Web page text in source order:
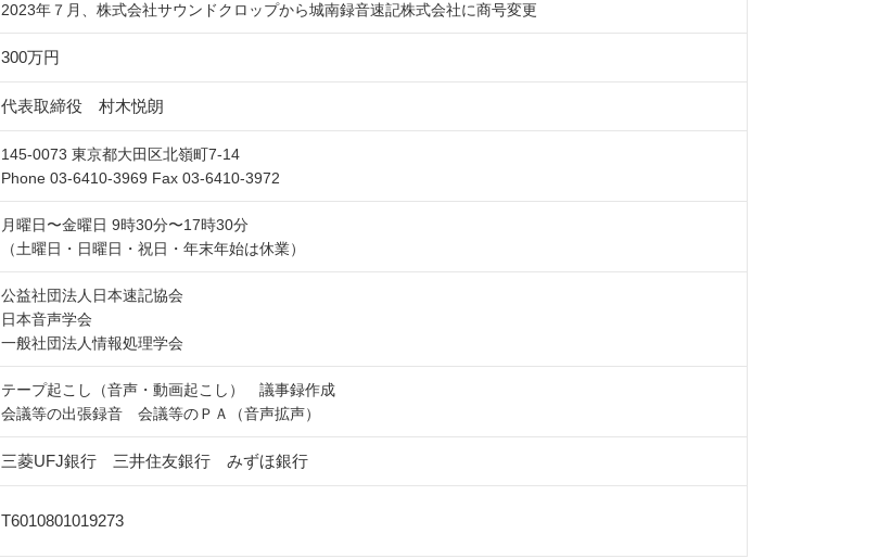
2023年７月、株式会社サウンドクロップから城南録音速記株式会社に商号変更
300万円
代表取締役 村木悦朗
145-0073 東京都大田区北嶺町7-14
Phone 03-6410-3969 Fax 03-6410-3972
月曜日〜金曜日 9時30分〜17時30分
（土曜日・日曜日・祝日・年末年始は休業）
公益社団法人日本速記協会
日本音声学会
一般社団法人情報処理学会
テープ起こし（音声・動画起こし） 議事録作成
会議等の出張録音 会議等のＰＡ（音声拡声）
三菱UFJ銀行 三井住友銀行 みずほ銀行
T6010801019273